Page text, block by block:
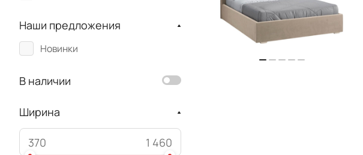
Наши предложения
Новинки
В наличии
Ширина